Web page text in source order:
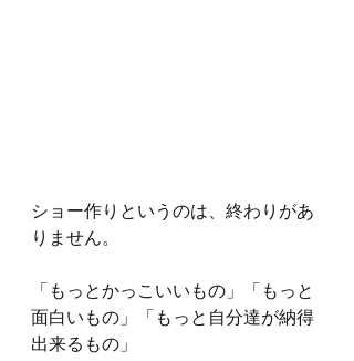
ショー作りというのは、終わりがあ
りません。
「もっとかっこいいもの」「もっと
面白いもの」「もっと自分達が納得
出来るもの」